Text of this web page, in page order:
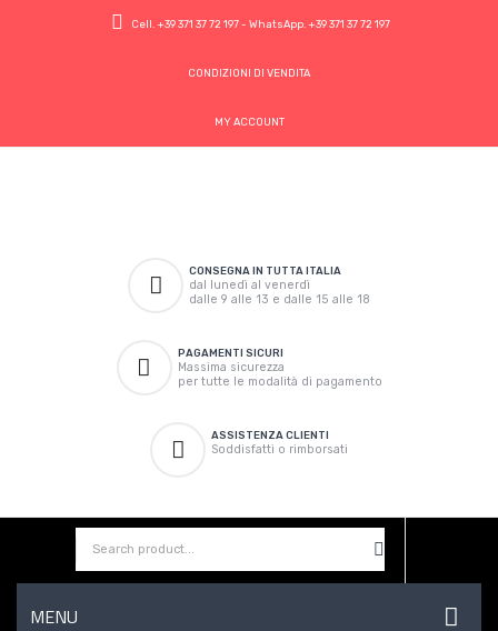
Cell. +39 371 37 72 197- WhatsApp. +39 371 37 72 197
CONDIZIONI DI VENDITA
MY ACCOUNT
CONSEGNA IN TUTTA ITALIA
dal lunedì al venerdì
dalle 9 alle 13 e dalle 15 alle 18
PAGAMENTI SICURI
Massima sicurezza
per tutte le modalità di pagamento
ASSISTENZA CLIENTI
Soddisfatti o rimborsati
MENU